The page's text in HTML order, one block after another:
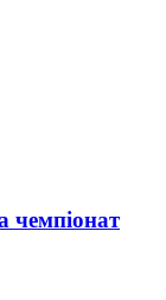
чемпіонат